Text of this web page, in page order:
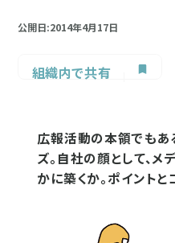
公開日:2014年4月17日
組織内で共有
広報活動の本領でもあ
ズ。自社の顔として、
かに築くか。ポイントと